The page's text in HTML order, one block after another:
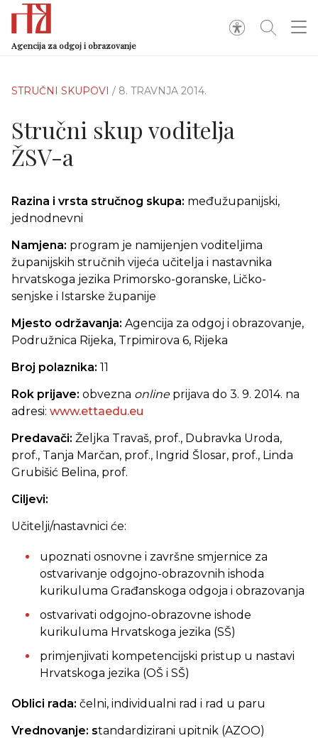
Agencija za odgoj i obrazovanje
STRUČNI SKUPOVI / 8. TRAVNJA 2014.
Stručni skup voditelja
ŽSV-a
Razina i vrsta stručnog skupa: međužupanijski,
jednodnevni
Namjena: program je namijenjen voditeljima
županijskih stručnih vijeća učitelja i nastavnika
hrvatskoga jezika Primorsko-goranske, Ličko-
senjske i Istarske županije
Mjesto održavanja: Agencija za odgoj i obrazovanje,
Podružnica Rijeka, Trpimirova 6, Rijeka
Broj polaznika: 11
Rok prijave: obvezna onlineprijava do 3. 9. 2014. na
adresi: www.ettaedu.eu
Predavači: Željka Travaš, prof., Dubravka Uroda,
prof., Tanja Marčan, prof., Ingrid Šlosar, prof., Linda
Grubišić Belina, prof.
Ciljevi:
Učitelji/nastavnici će:
upoznati osnovne i završne smjernice za
ostvarivanje odgojno-obrazovnih ishoda
kurikuluma Građanskoga odgoja i obrazovanja
ostvarivati odgojno-obrazovne ishode
kurikuluma Hrvatskoga jezika (SŠ)
primjenjivati kompetencijski pristup u nastavi
Hrvatskoga jezika (OŠ i SŠ)
Oblici rada: čelni, individualni rad i rad u paru
Vrednovanje: standardizirani upitnik (AZOO)